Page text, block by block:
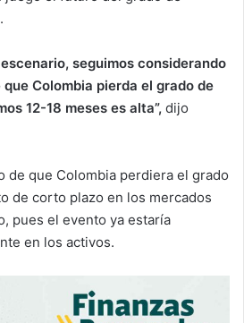
seguimos considerando
Colombia pierda el grado de
12-18 meses es alta”, dijo
de que Colombia perdiera el grado
de corto plazo en los mercados
pues el evento ya estaría
en los activos.